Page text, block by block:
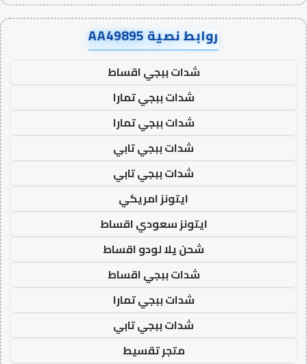
روابط نصية AA49895
شدات ببجي اقساط
شدات ببجي تمارا
شدات ببجي تمارا
شدات ببجي تابي
شدات ببجي تابي
ايتونز امريكي
ايتونز سعودي اقساط
شحن يلا لودو اقساط
شدات ببجي اقساط
شدات ببجي تمارا
شدات ببجي تابي
متجر تقسيط